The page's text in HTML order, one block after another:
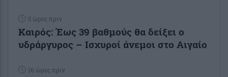
5 ώρες πριν
Καιρός: Έως 39 βαθμούς θα δείξει ο
υδράργυρος – Ισχυροί άνεμοι στο Αιγαίο
16 ώρες πριν